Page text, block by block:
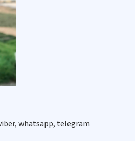
whatsapp, telegram